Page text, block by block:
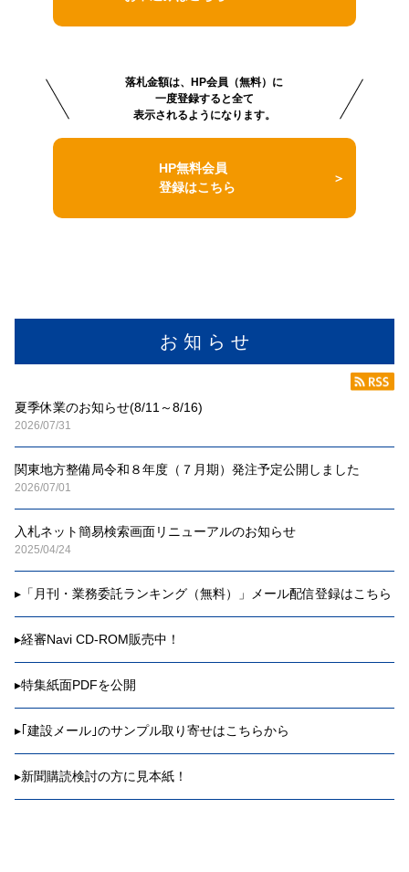
お 知 ら せ
夏季休業のお知らせ(8/11～8/16)
2026/07/31
関東地方整備局令和８年度（７月期）発注予定公開しました
2026/07/01
入札ネット簡易検索画面リニューアルのお知らせ
2025/04/24
▸ 「月刊・業務委託ランキング（無料）」メール配信登録はこちら
▸経審Navi CD-ROM販売中！
▸特集紙面PDFを公開
▸｢建設メール｣のサンプル取り寄せはこちらから
▸新聞購読検討の方に見本紙！
落札金額は、HP会員（無料）に
一度登録すると全て
表示されるようになります。
HP無料会員
登録はこちら